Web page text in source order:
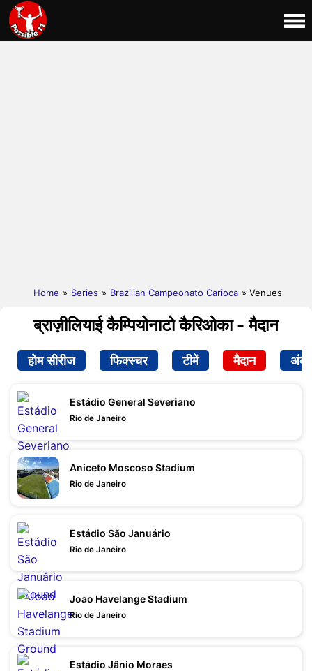
Home » Series » Brazilian Campeonato Carioca » Venues
ब्राज़ीलियाई कैम्पियोनाटो कैरिओका - मैदान
होम सीरीज फिक्स्चर टीमें मैदान अंक
Estádio General Severiano
Rio de Janeiro
Aniceto Moscoso Stadium
Rio de Janeiro
Estádio São Januário
Rio de Janeiro
Joao Havelange Stadium
Rio de Janeiro
Estádio Jânio Moraes